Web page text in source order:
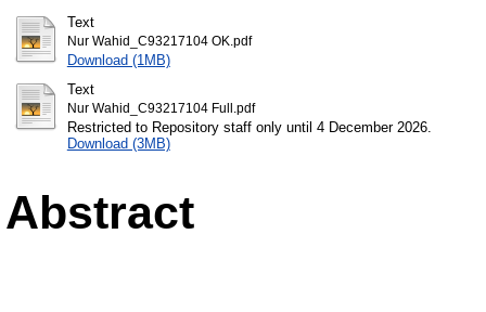
Text
Nur Wahid_C93217104 OK.pdf
Download (1MB)
Text
Nur Wahid_C93217104 Full.pdf
Restricted to Repository staff only until 4 December 2026.
Download (3MB)
Abstract